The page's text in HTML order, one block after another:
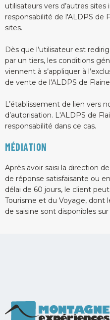
utilisateurs vers d’autres
responsabilité de l'ALDPS de
sites.
Dès que l’utilisateur est
par un tiers, les conditions
viennent à s’appliquer à
de vente de l'ALDPS de
L’établissement de lien vers
d’autorisation. L'ALDPS de
responsabilité dans ce cas.
MÉDIATION
Après avoir saisi la direction
de réponse satisfaisante ou
délai de 60 jours, le client
Tourisme et du Voyage, dont
de saisine sont disponibles